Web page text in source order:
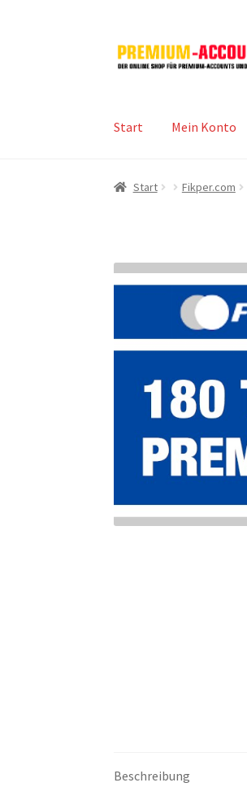
Zur
Navigation
Zum
Inhalt
Start Mein Konto
Start Fikper.com
Beschreibung